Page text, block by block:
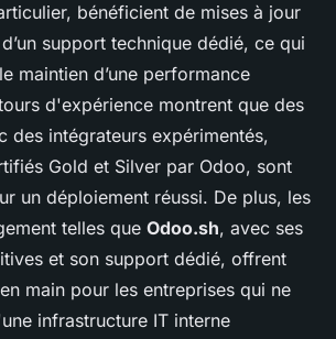
bénéficient de mises à jour
support technique dédié, ce qui
maintien d’une performance
d'expérience montrent que des
des intégrateurs expérimentés,
Gold et Silver par Odoo, sont
un déploiement réussi. De plus, les
telles que Odoo.sh, avec ses
et son support dédié, offrent
main pour les entreprises qui ne
infrastructure IT interne